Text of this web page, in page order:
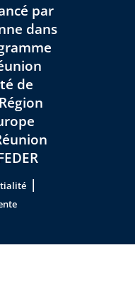
par
dans
de
|